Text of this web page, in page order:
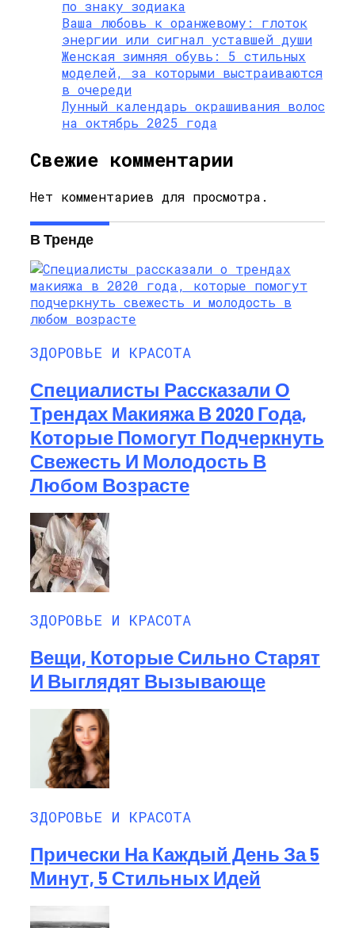
по знаку зодиака
Ваша любовь к оранжевому: глоток
энергии или сигнал уставшей души
Женская зимняя обувь: 5 стильных
моделей, за которыми выстраиваются
в очереди
Лунный календарь окрашивания волос
на октябрь 2025 года
Свежие комментарии
Нет комментариев для просмотра.
В Тренде
ЗДОРОВЬЕ И КРАСОТА
Специалисты Рассказали О
Трендах Макияжа В 2020 Года,
Которые Помогут Подчеркнуть
Свежесть И Молодость В
Любом Возрасте
ЗДОРОВЬЕ И КРАСОТА
Вещи, Которые Сильно Старят
И Выглядят Вызывающе
ЗДОРОВЬЕ И КРАСОТА
Прически На Каждый День За 5
Минут, 5 Стильных Идей